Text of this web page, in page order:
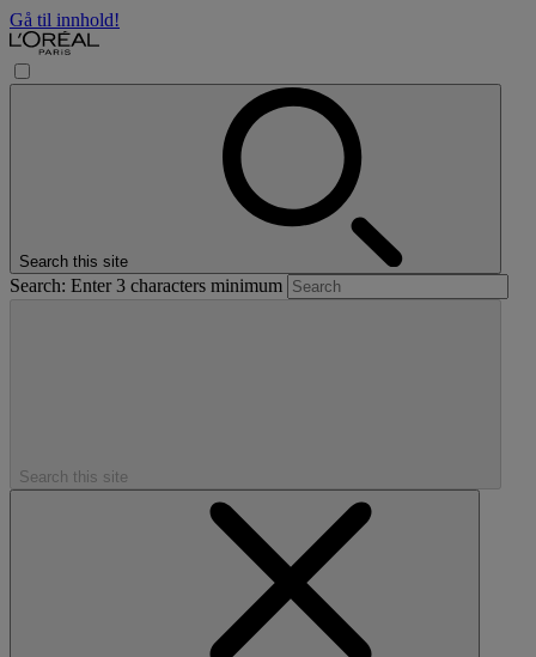
Gå til innhold!
Search this site
Search: Enter 3 characters minimum
Search this site